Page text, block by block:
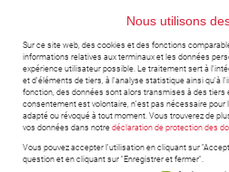
<< Retour à la liste de nouvelles
Nous utilisons
Sur ce site web, des cookies et des fonctions
informations relatives aux terminaux et les données
expérience utilisateur possible. Le traitement sert à
et d'éléments de tiers, à l'analyse statistique ainsi qu'à
fonction, des données sont alors transmises à des tiers
consentement est volontaire, n'est pas nécessaire
adapté ou révoqué à tout moment. Vous trouverez de
vos données dans notre déclaration de protection des
Vous pouvez accepter l'utilisation en cliquant sur
question et en cliquant sur "Enregistrer et fermer".